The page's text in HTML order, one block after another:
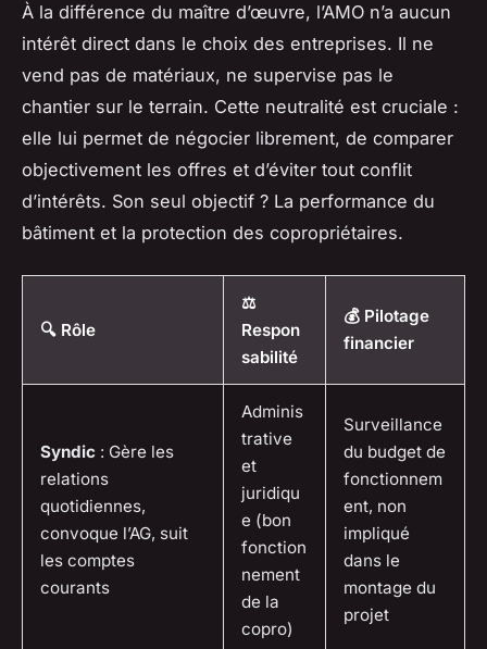
À la différence du maître d’œuvre, l’AMO n’a aucun
intérêt direct dans le choix des entreprises. Il ne
vend pas de matériaux, ne supervise pas le
chantier sur le terrain. Cette neutralité est cruciale :
elle lui permet de négocier librement, de comparer
objectivement les offres et d’éviter tout conflit
d’intérêts. Son seul objectif ? La performance du
bâtiment et la protection des copropriétaires.
🔍 Rôle
⚖️
Respon
sabilité
💰 Pilotage
financier
Syndic : Gère les
relations
quotidiennes,
convoque l’AG, suit
les comptes
courants
Adminis
trative
et
juridiqu
e (bon
fonction
nement
de la
copro)
Surveillance
du budget de
fonctionnem
ent, non
impliqué
dans le
montage du
projet